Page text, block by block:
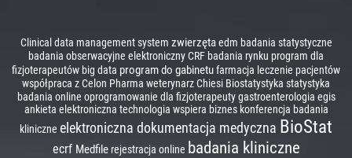
Clinical data management system zwierzętaedm badania statystyczne
badania obserwacyjne elektroniczny CRF badania rynku program dla
fizjoterapeutów big data program do gabinetufarmacja leczenie pacjentów
współpraca z Celon Pharma weterynarzChiesi Biostatystyka statystyka
badania online oprogramowanie dla fizjoterapeutygastroenterologia egis
ankieta elektroniczna technologia wspiera biznes konferencja badania
kliniczne elektroniczna dokumentacja medyczna BioStat
ecrf Medfile rejestracja online badania kliniczne